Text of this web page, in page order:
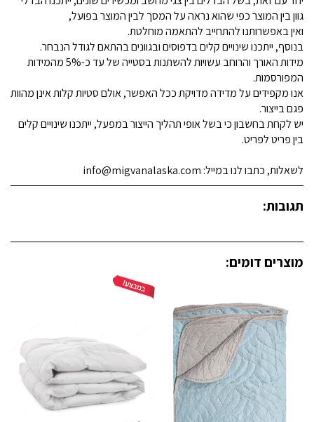
גוון בין המוצר כפי שהוא נראה על המסך לבין המוצר בפועל,
ואין באפשרותנו להתחייב להתאמה מוחלטת.
בנוסף, ייתכנו שינויים קלים בדפוסים ובגוונים בהתאם לגודל הנבחר.
מידות האורך והרוחב עשויות להשתנות בסטייה של עד כ-5% מהמידות
המפורסמות.
אנו מקפידים על מדידה מדויקת ככל האפשר, אולם סטיות קלות אינן מהוות
פגם בייצור.
יש לקחת בחשבון כי בשל אופי תהליך הייצור במפעל, ייתכנו שינויים קלים
בין פריט לפריט.
לשאלות, כתבו לנו במייל: info@migvanalaska.com
תגובות:
מוצרים דומים: